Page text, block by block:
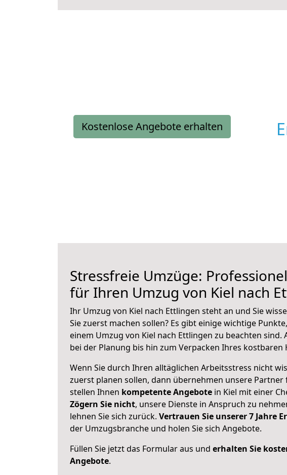
Kostenlose Angebote erhalten
Stressfreie Umzüge:
für Ihren Umzug von Kiel nach
Ihr Umzug von Kiel nach Ettlingen steht an und Sie
Sie zuerst machen sollen? Es gibt einige wichtige
einem Umzug von Kiel nach Ettlingen zu beachten sind.
bei der Planung bis hin zum Verpacken Ihres kostbaren
Wenn Sie durch Ihren alltäglichen Arbeitsstress nicht
zuerst planen sollen, dann übernehmen unsere Partner
stellen Ihnen kompetente Angebote in Kiel mit einer
Zögern Sie nicht, unsere Dienste in Anspruch zu
lehnen Sie sich zurück. Vertrauen Sie unserer 7 Jahre
der Umzugsbranche und holen Sie sich Angebote.
Füllen Sie jetzt das Formular aus und erhalten Sie
Angebote.